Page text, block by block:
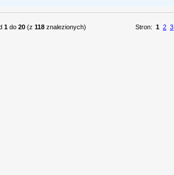
Stron: 1 2 3
1 do 20 (z 118 znalezionych)